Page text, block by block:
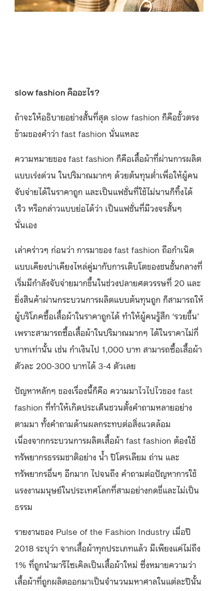
slow fashion คืออะไร?
ถ้าจะให้อธิบายอย่างสั้นที่สุด slow fashion ก็คือขั้วตรง
ข้ามของคำว่า fast fashion นั่นแหละ
ความหมายของ fast fashion ก็คือเสื้อผ้าที่ผ่านการผลิต
แบบเร่งด่วน ในปริมาณมากๆ ด้วยต้นทุนต่ำเพื่อให้ผู้คน
จับจ่ายได้ในราคาถูก และเป็นแฟชั่นที่ใช้ไม่นานก็ทิ้งได้
เร็ว หรือกล่าวแบบย่อได้ว่า เป็นแฟชั่นที่มีวงจรสั้นๆ
นั่นเอง
เล่าคร่าวๆ ก่อนว่า การมาของ fast fashion ถือกำเนิด
แบบเคียงบ่าเคียงไหล่คู่มากับการเติบโตของชนชั้นกลางที่
เริ่มมีกำลังจับจ่ายมากขึ้นในช่วงปลายศตวรรษที่ 20 และ
ยิ่งสินค้าผ่านกระบวนการผลิตแบบต้นทุนถูก ก็สามารถให้
ผู้บริโภคซื้อเสื้อผ้าในราคาถูกได้ ทำให้ผู้คนรู้สึก ‘รวยขึ้น’
เพราะสามารถซื้อเสื้อผ้าในปริมาณมากๆ ได้ในราคาไม่กี่
บาทเท่านั้น เช่น กำเงินไป 1,000 บาท สามารถซื้อเสื้อผ้า
ตัวละ 200-300 บาทได้ 3-4 ตัวเลย
ปัญหาหลักๆ ของเรื่องนี้ก็คือ ความมาไวไปไวของ fast
fashion ที่ทำให้เกิดประเด็นชวนตั้งคำถามหลายอย่าง
ตามมา ทั้งคำถามด้านผลกระทบต่อสิ่งแวดล้อม
เนื่องจากกระบวนการผลิตเสื้อผ้า fast fashion ต้องใช้
ทรัพยากรธรรมชาติอย่าง น้ำ ปิโตรเลียม ถ่าน และ
ทรัพยากรอื่นๆ อีกมาก ไปจนถึง คำถามต่อปัญหาการใช้
แรงงานมนุษย์ในประเทศโลกที่สามอย่างกดขี่และไม่เป็น
ธรรม
รายงานของ Pulse of the Fashion Industry เมื่อปี
2018 ระบุว่า จากเสื้อผ้าทุกประเภทแล้ว มีเพียงแค่ไม่ถึง
1% ที่ถูกนำมารีไซเคิลเป็นเสื้อผ้าใหม่ ซึ่งหมายความว่า
เสื้อผ้าที่ถูกผลิตออกมาเป็นจำนวนมหาศาลในแต่ละปีนั้น